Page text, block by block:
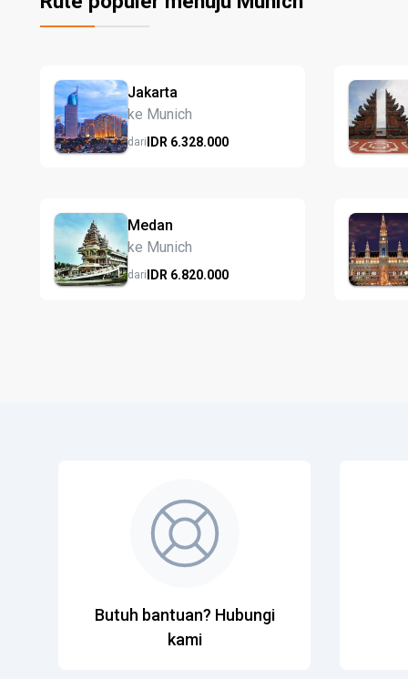
Jakarta
ke Munich
dariIDR 6.328.000
Medan
ke Munich
dariIDR 6.820.000
Butuh bantuan? Hubungi
kami